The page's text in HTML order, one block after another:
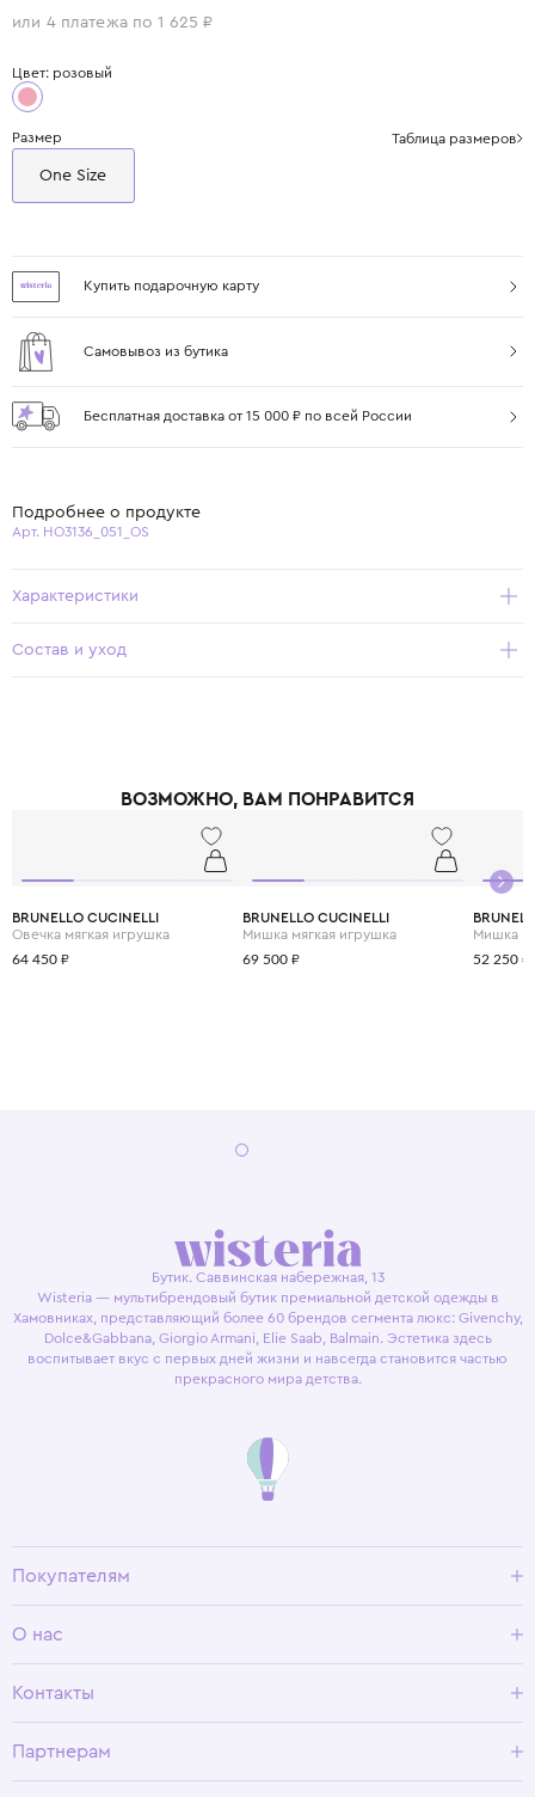
или 4 платежа по 1 625 ₽
Цвет: розовый
Размер Таблица размеров
One Size
Купить подарочную карту
Самовывоз из бутика
Бесплатная доставка от 15 000 ₽ по всей России
Подробнее о продукте
Арт. HO3136_051_OS
Характеристики
Состав и уход
ВОЗМОЖНО, ВАМ ПОНРАВИТСЯ
BRUNELLO CUCINELLI
Овечка мягкая игрушка
64 450 ₽
BRUNELLO CUCINELLI
Мишка мягкая игрушка
69 500 ₽
Мишка
52 250 ₽
Бутик. Саввинская набережная, 13
Wisteria — мультибрендовый бутик премиальной детской одежды в
Хамовниках, представляющий более 60 брендов сегмента люкс: Givenchy,
Dolce&Gabbana, Giorgio Armani, Elie Saab, Balmain. Эстетика здесь
воспитывает вкус с первых дней жизни и навсегда становится частью
прекрасного мира детства.
Покупателям
Условия возврата
О нас
Программа лояльности
Контакты
Партнерам